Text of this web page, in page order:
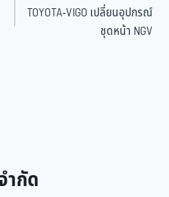
TOYOTA-VIGO เปลี่ยนอุปกรณ์
ชุดหน้า NGV
ำกัด